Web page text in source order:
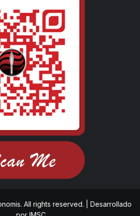
All rights reserved.
Desarrollado